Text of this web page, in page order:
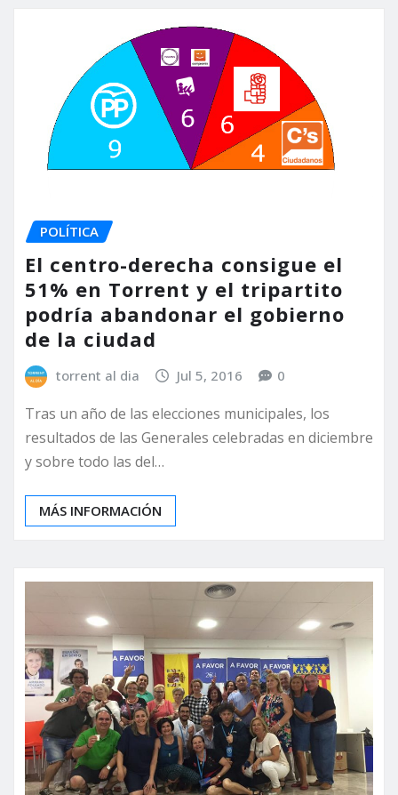
POLÍTICA
El centro-derecha consigue el
51% en Torrent y el tripartito
podría abandonar el gobierno
de la ciudad
torrent al dia Jul 5, 2016 0
Tras un año de las elecciones municipales, los
resultados de las Generales celebradas en diciembre
y sobre todo las del…
MÁS INFORMACIÓN